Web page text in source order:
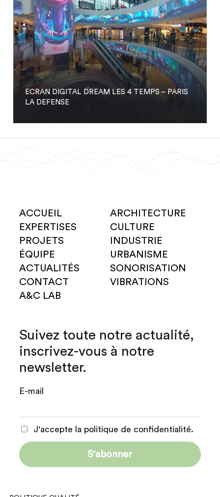
ECRAN DIGITAL DREAM LES 4 TEMPS – PARIS
LA DEFENSE
ACCUEIL
EXPERTISES
PROJETS
ÉQUIPE
ACTUALITÉS
CONTACT
A&C LAB
ARCHITECTURE
CULTURE
INDUSTRIE
URBANISME
SONORISATION
VIBRATIONS
Suivez toute notre actualité,
inscrivez-vous à notre
newsletter.
E-mail
J'accepte la politique de confidentialité.